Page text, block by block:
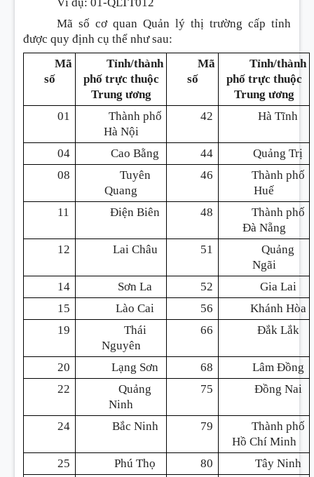
Mã số cơ quan Quản lý thị trường cấp tỉnh
được quy định cụ thể như sau:
Mã
số
Tỉnh/thành
phố trực thuộc
Trung ương
Mã
số
Tỉnh/thành
phố trực thuộc
Trung ương
01
Thành phố
Hà Nội
42 Hà Tĩnh
04 Cao Bằng 44
Quảng Trị
08
Tuyên
Quang
46
Thành phố
Huế
11
Điện Biên 48
Thành phố
Đà Nẵng
12
Lai Châu 51
Quảng
Ngãi
14
Sơn La 52
Gia Lai
15
Lào Cai 56
Khánh Hòa
19
Thái
Nguyên
66 Đắk Lắk
20 Lạng Sơn 68
Lâm Đồng
22
Quảng
Ninh
75 Đồng Nai
24 Bắc Ninh 79
Thành phố
Hồ Chí Minh
25
Phú Thọ 80
Tây Ninh